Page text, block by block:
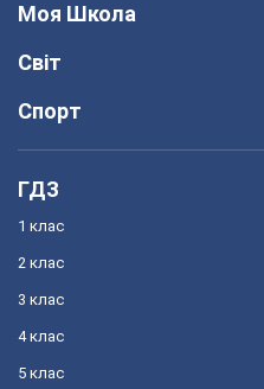
Моя Школа
Світ
Спорт
ГДЗ
1 клас
2 клас
3 клас
4 клас
5 клас